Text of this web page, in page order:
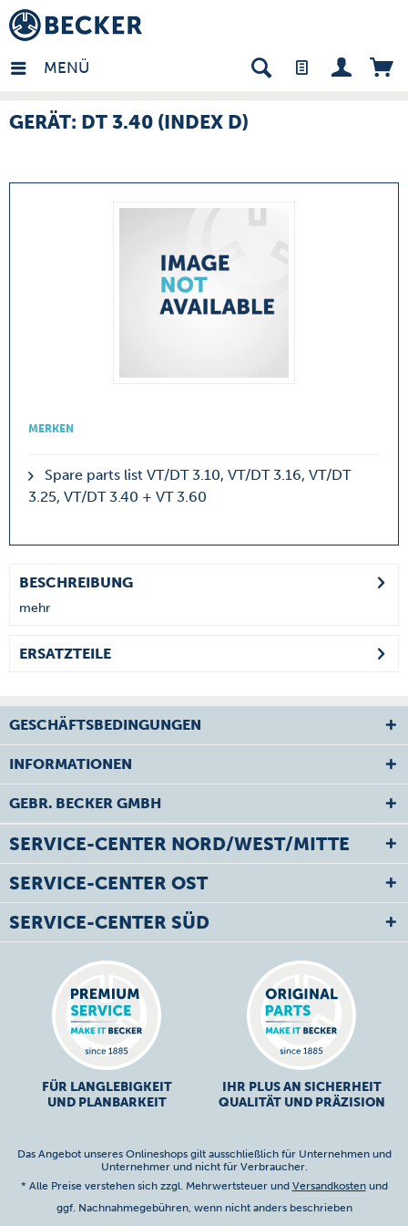
MENÜ
- DE
GERÄT: DT 3.40 (INDEX D)
MERKEN
Spare parts list VT/DT 3.10, VT/DT 3.16, VT/DT
3.25, VT/DT 3.40 + VT 3.60
BESCHREIBUNG
mehr
ERSATZTEILE
GESCHÄFTSBEDINGUNGEN
INFORMATIONEN
GEBR. BECKER GMBH
SERVICE-CENTER NORD/WEST/MITTE
SERVICE-CENTER OST
SERVICE-CENTER SÜD
FÜR LANGLEBIGKEIT
UND PLANBARKEIT
IHR PLUS AN SICHERHEIT
QUALITÄT UND PRÄZISION
Das Angebot unseres Onlineshops gilt ausschließlich für Unternehmen und
Unternehmer und nicht für Verbraucher.
* Alle Preise verstehen sich zzgl. Mehrwertsteuer und Versandkostenund
ggf. Nachnahmegebühren, wenn nicht anders beschrieben